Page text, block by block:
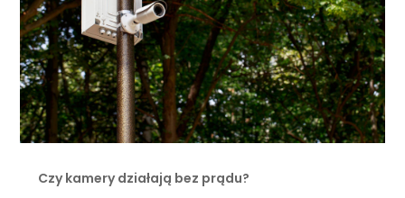
Czy kamery działają bez prądu?